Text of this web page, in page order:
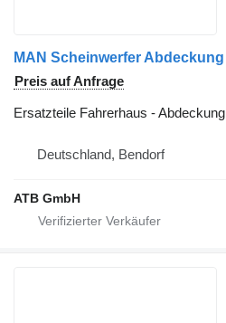
Preis auf Anfrage
Ersatzteile Fahrerhaus - Abdeckung
Deutschland, Bendorf
ATB GmbH